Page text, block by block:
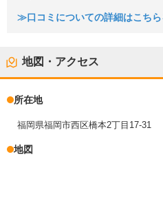
≫口コミについての詳細はこちら
地図・アクセス
所在地
福岡県福岡市西区橋本2丁目17-31
地図